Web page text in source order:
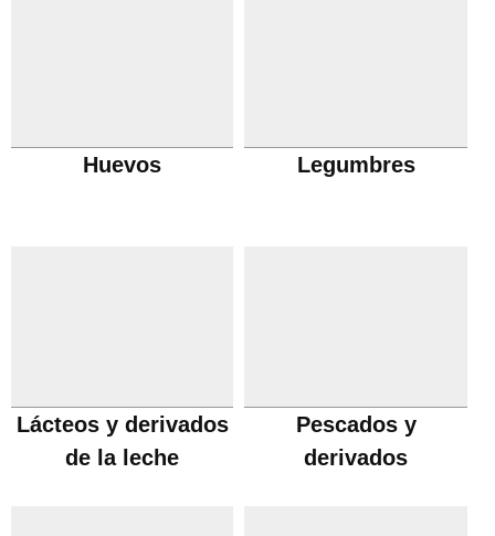
Huevos Legumbres
Lácteos y derivados
de la leche
Pescados y
derivados